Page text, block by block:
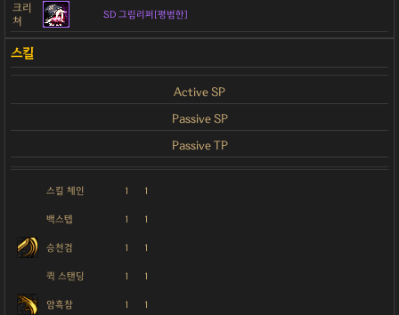
크리
쳐
SD 그림리퍼[평범한]
Active SP
Passive SP
Passive TP
스킬 체인 1 1
백스텝 1 1
승천검 1 1
퀵 스탠딩 1 1
암흑참 1 1